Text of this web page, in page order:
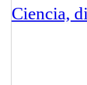
Ciencia,